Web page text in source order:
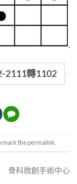
2111轉1102
thepermalink.
骨科微創手術中心